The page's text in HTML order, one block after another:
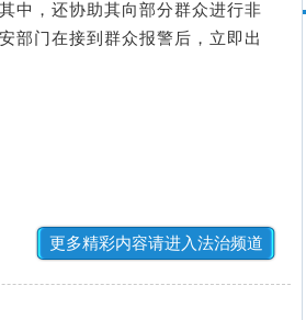
，还协助其向部分群众进行非
部门在接到群众报警后，立即出
更多精彩内容请进入法治频道